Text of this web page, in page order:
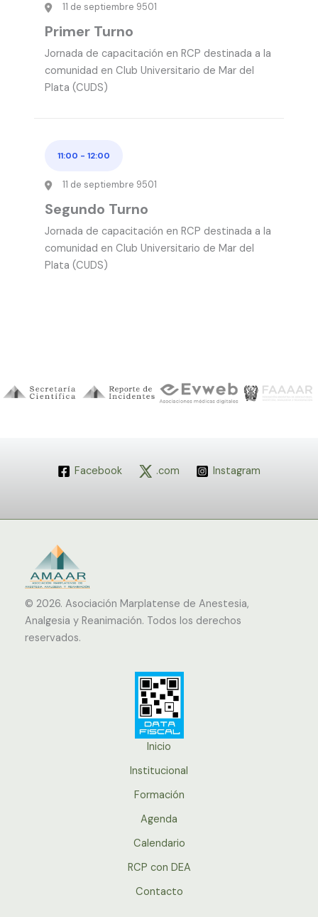
11 de septiembre 9501
Primer Turno
Jornada de capacitación en RCP destinada a la
comunidad en Club Universitario de Mar del
Plata (CUDS)
11:00 - 12:00
11 de septiembre 9501
Segundo Turno
Jornada de capacitación en RCP destinada a la
comunidad en Club Universitario de Mar del
Plata (CUDS)
Facebook .com Instagram
© 2026. Asociación Marplatense de Anestesia,
Analgesia y Reanimación. Todos los derechos
reservados.
Inicio
Institucional
Formación
Agenda
Calendario
RCP con DEA
Contacto